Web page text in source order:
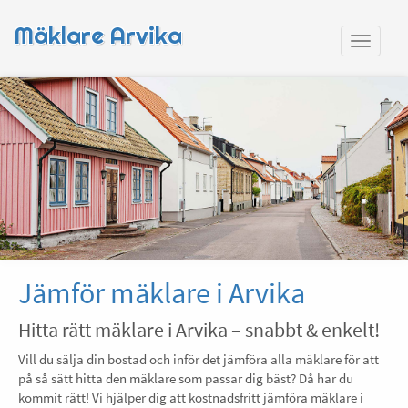
Mäklare Arvika
Jämför mäklare i Arvika
Hitta rätt mäklare i Arvika – snabbt & enkelt!
Vill du sälja din bostad och inför det jämföra alla mäklare för att
på så sätt hitta den mäklare som passar dig bäst? Då har du
kommit rätt! Vi hjälper dig att kostnadsfritt jämföra mäklare i